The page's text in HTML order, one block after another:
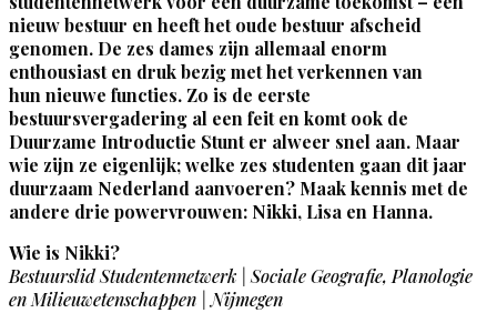
nieuw bestuur en heeft het oude bestuur afscheid
genomen. De zes dames zijn allemaal enorm
enthousiast en druk bezig met het verkennen van
hun nieuwe functies. Zo is de eerste
bestuursvergadering al een feit en komt ook de
Duurzame Introductie Stunt er alweer snel aan. Maar
wie zijn ze eigenlijk; welke zes studenten gaan dit jaar
duurzaam Nederland aanvoeren? Maak kennis met de
andere drie powervrouwen: Nikki, Lisa en Hanna.
Wie is Nikki?
Bestuurslid Studentennetwerk | Sociale Geografie, Planologie
en Milieuwetenschappen | Nijmegen